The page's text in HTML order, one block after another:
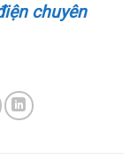
chuyên